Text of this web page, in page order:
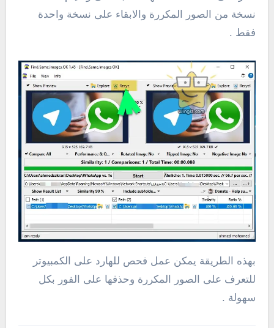
نسخة من الصور المكررة والابقاء على نسخة واحدة
فقط .
بهذه الطريقة يمكن عمل فحص للهارد على الكمبيوتر
للتعرف على الصور المكررة وحذفها على الفور بكل
سهولة .